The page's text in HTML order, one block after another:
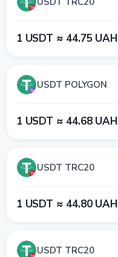
1 USDT ≈ 44.75 UAH
USDT POLYGON
1 USDT ≈ 44.68 UAH
USDT TRC20
1 USDT ≈ 44.80 UAH
USDT TRC20